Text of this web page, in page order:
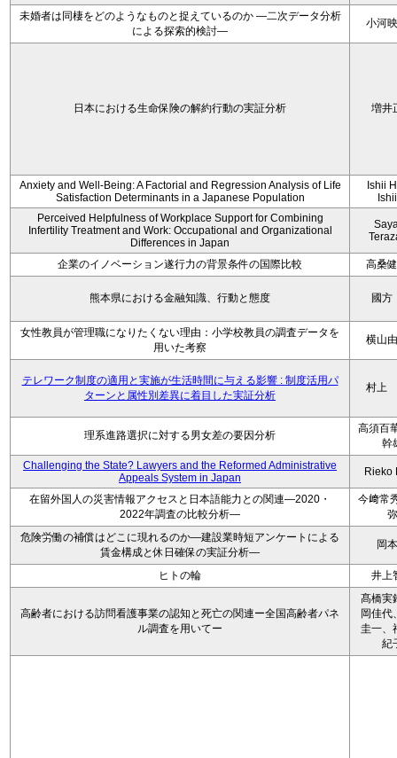
未婚者は同棲をどのようなものと捉えているのか —二次データ分析
による探索的検討—
小河
日本における生命保険の解約行動の実証分析 増井
Anxiety and Well-Being: A Factorial and Regression Analysis of Life
Satisfaction Determinants in a Japanese Population
Ishii
Perceived Helpfulness of Workplace Support for Combining
Infertility Treatment and Work: Occupational and Organizational
Differences in Japan
企業のイノベーション遂行力の背景条件の国際比較 高桑
熊本県における金融知識、行動と態度 國
女性教員が管理職になりたくない理由：小学校教員の調査データを
用いた考察
横山
テレワーク制度の適用と実施が生活時間に与える影響 : 制度活用パ
ターンと属性別差異に着目した実証分析
村上
理系進路選択に対する男女差の要因分析
高須百
幹
Challenging the State? Lawyers and the Reformed Administrative
Appeals System in Japan
Rieko
在留外国人の災害情報アクセスと日本語能力との関連―2020・
2022年調査の比較分析―
今﨑常
弥
危険労働の補償はどこに現れるのか―建設業時短アンケートによる
賃金構成と休日確保の実証分析―
岡
ヒトの輪 井上
高齢者における訪問看護事業の認知と死亡の関連ー全国高齢者パネ
ル調査を用いてー
髙橋実
岡佳代
圭一、
紀